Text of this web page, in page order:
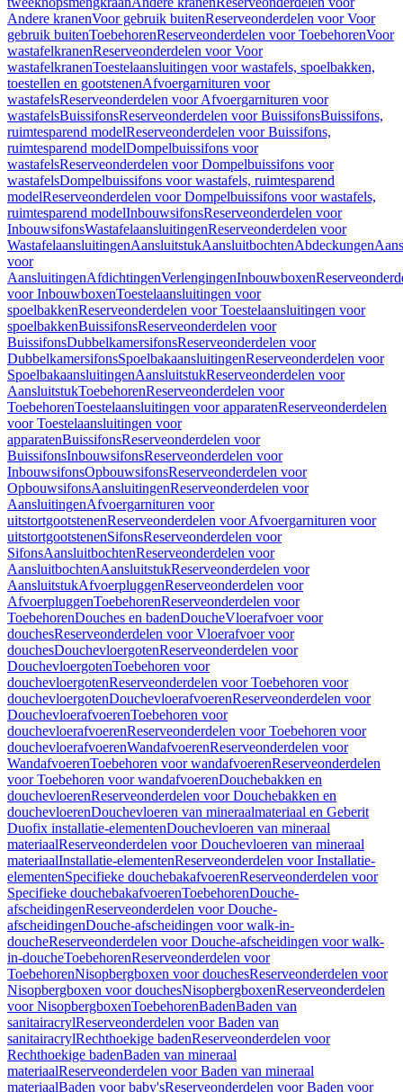
Andere kranenVoor gebruik buitenReserveonderdelen voor Voor
gebruik buitenToebehorenReserveonderdelen voor ToebehorenVoor
wastafelkranenReserveonderdelen voor Voor
wastafelkranenToestelaansluitingen voor wastafels, spoelbakken,
toestellen en gootstenenAfvoergarnituren voor
wastafelsReserveonderdelen voor Afvoergarnituren voor
wastafelsBuissifonsReserveonderdelen voor BuissifonsBuissifons,
ruimtesparend modelReserveonderdelen voor Buissifons,
ruimtesparend modelDompelbuissifons voor
wastafelsReserveonderdelen voor Dompelbuissifons voor
wastafelsDompelbuissifons voor wastafels, ruimtesparend
modelReserveonderdelen voor Dompelbuissifons voor wastafels,
ruimtesparend modelInbouwsifonsReserveonderdelen voor
InbouwsifonsWastafelaansluitingenReserveonderdelen voor
WastafelaansluitingenAansluitstukAansluitbochtenAbdeckungen
voor
AansluitingenAfdichtingenVerlengingenInbouwboxen
voor InbouwboxenToestelaansluitingen voor
spoelbakkenReserveonderdelen voor Toestelaansluitingen voor
spoelbakkenBuissifonsReserveonderdelen voor
BuissifonsDubbelkamersifonsReserveonderdelen voor
DubbelkamersifonsSpoelbakaansluitingenReserveonderdelen voor
SpoelbakaansluitingenAansluitstukReserveonderdelen voor
AansluitstukToebehorenReserveonderdelen voor
ToebehorenToestelaansluitingen voor apparatenReserveonderdelen
voor Toestelaansluitingen voor
apparatenBuissifonsReserveonderdelen voor
BuissifonsInbouwsifonsReserveonderdelen voor
InbouwsifonsOpbouwsifonsReserveonderdelen voor
OpbouwsifonsAansluitingenReserveonderdelen voor
AansluitingenAfvoergarnituren voor
uitstortgootstenenReserveonderdelen voor Afvoergarnituren voor
uitstortgootstenenSifonsReserveonderdelen voor
SifonsAansluitbochtenReserveonderdelen voor
AansluitbochtenAansluitstukReserveonderdelen voor
AansluitstukAfvoerpluggenReserveonderdelen voor
AfvoerpluggenToebehorenReserveonderdelen voor
ToebehorenDouches en badenDoucheVloerafvoer voor
douchesReserveonderdelen voor Vloerafvoer voor
douchesDouchevloergotenReserveonderdelen voor
DouchevloergotenToebehoren voor
douchevloergotenReserveonderdelen voor Toebehoren voor
douchevloergotenDouchevloerafvoerenReserveonderdelen voor
DouchevloerafvoerenToebehoren voor
douchevloerafvoerenReserveonderdelen voor Toebehoren voor
douchevloerafvoerenWandafvoerenReserveonderdelen voor
WandafvoerenToebehoren voor wandafvoerenReserveonderdelen
voor Toebehoren voor wandafvoerenDouchebakken en
douchevloerenReserveonderdelen voor Douchebakken en
douchevloerenDouchevloeren van mineraalmateriaal en Geberit
Duofix installatie-elementenDouchevloeren van mineraal
materiaalReserveonderdelen voor Douchevloeren van mineraal
materiaalInstallatie-elementenReserveonderdelen voor Installatie-
elementenSpecifieke douchebakafvoerenReserveonderdelen voor
Specifieke douchebakafvoerenToebehorenDouche-
afscheidingenReserveonderdelen voor Douche-
afscheidingenDouche-afscheidingen voor walk-in-
doucheReserveonderdelen voor Douche-afscheidingen voor walk-
in-doucheToebehorenReserveonderdelen voor
ToebehorenNisopbergboxen voor douchesReserveonderdelen voor
Nisopbergboxen voor douchesNisopbergboxenReserveonderdelen
voor NisopbergboxenToebehorenBadenBaden van
sanitairacrylReserveonderdelen voor Baden van
sanitairacrylRechthoekige badenReserveonderdelen voor
Rechthoekige badenBaden van mineraal
materiaalReserveonderdelen voor Baden van mineraal
materiaalBaden voor baby'sReserveonderdelen voor Baden voor